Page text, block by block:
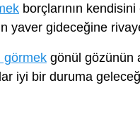
borçlarının kendisini
yaver gideceğine
görmek gönül gözünün
iyi bir duruma